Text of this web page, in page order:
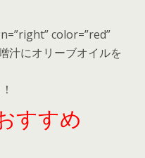
color=”red”
汁にオリーブオイルを
すすめ